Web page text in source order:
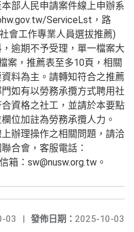
部人民申請案件線上申辦系
ServiceLst ，路
會工作專業人員選拔推薦)
逾期不予受理，單一檔案大
案，推薦表至多10頁，相關
料為主。請轉知符合之推薦
如有以勞務承攬方式聘用社
資格之社工，並請於本要點
位加註為勞務承攬人力。
辦理操作之相關問題，請洽
合會，客服電話：
箱： sw@nusw.org.tw 。
發佈日期： 2025-10-03
03 |